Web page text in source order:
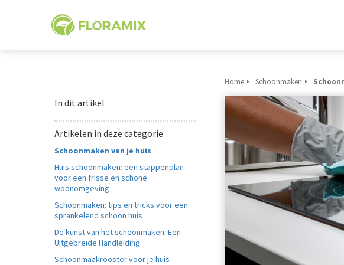
In dit artikel
Artikelen in deze categorie
Schoonmaken van je huis
Huis schoonmaken: een stappenplan
voor een frisse en schone
woonomgeving
Schoonmaken: tips en tricks voor een
sprankelend schoon huis
De kunst van het schoonmaken: Een
Uitgebreide Handleiding
Schoonmaakrooster voor je huis
Home Schoonmaken